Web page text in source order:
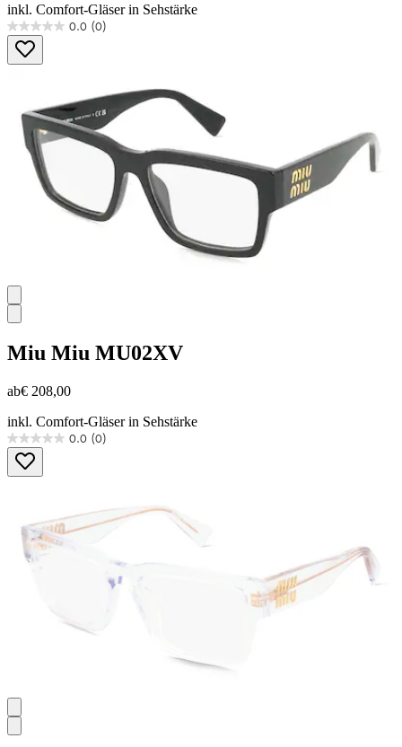
inkl. Comfort-Gläser in Sehstärke
0.0 (0)
0.0
von
5
Miu Miu MU02XV
ab€ 208,00
inkl. Comfort-Gläser in Sehstärke
0.0 (0)
0.0
von
5